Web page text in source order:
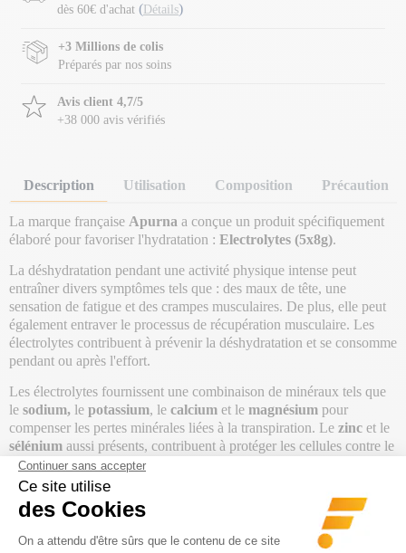
dès 60€ d'achat ( Détails)
+3 Millions de colis
Préparés par nos soins
Avis client 4,7/5
+38 000 avis vérifiés
Description Utilisation Composition Précaution
La marque française Apurna a conçue un produit spécifiquement
élaboré pour favoriser l'hydratation : Electrolytes (5x8g).
La déshydratation pendant une activité physique intense peut
entraîner divers symptômes tels que : des maux de tête, une
sensation de fatigue et des crampes musculaires. De plus, elle peut
également entraver le processus de récupération musculaire. Les
électrolytes contribuent à prévenir la déshydratation et se consomme
pendant ou après l'effort.
Les électrolytes fournissent une combinaison de minéraux tels que
le sodium, le potassium, le calcium et le magnésium pour
compenser les pertes minérales liées à la transpiration. Le zinc et le
sélénium aussi présents, contribuent à protéger les cellules contre le
stress oxydatif.
En plus des minéraux, on retrouve de la
qui permet de
lutter contre la fatigue et d'éviter les risques de tendinites, de